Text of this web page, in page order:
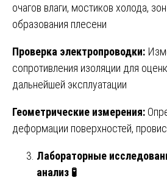
очагов влаги, мостиков холода,
образования плесени
Проверка электропроводки:
сопротивления изоляции для
дальнейшей эксплуатации
Геометрические измерения:
деформации поверхностей,
Лабораторные
анализ 🧪